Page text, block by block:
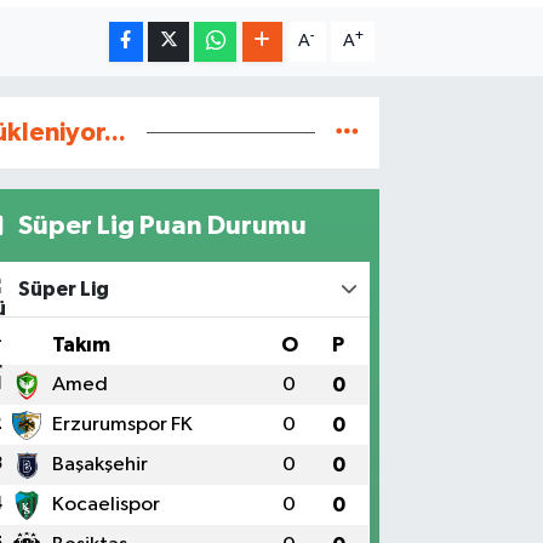
A- A+
Süper Lig Puan Durumu
Süper Lig
Takım O P
Amed 0 0
Erzurumspor FK 0 0
Başakşehir 0 0
Kocaelispor 0 0